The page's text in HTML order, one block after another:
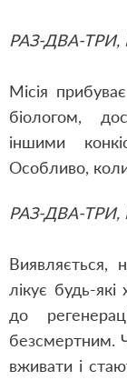
РАЗ-ДВА-ТРИ,
Місія
біологом,
іншими
Особливо,
РАЗ-ДВА-ТРИ,
Виявляється,
лікує будь-
до
безсмертним.
вживати і